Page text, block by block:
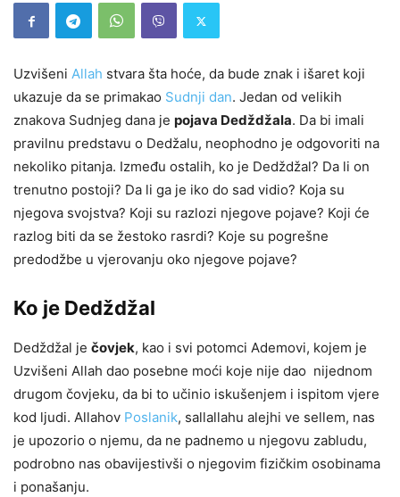
Uzvišeni Allah stvara šta hoće, da bude znak i išaret koji
ukazuje da se primakao Sudnji dan. Jedan od velikih
znakova Sudnjeg dana je pojava Dedždžala. Da bi imali
pravilnu predstavu o Dedžalu, neophodno je odgovoriti na
nekoliko pitanja. Između ostalih, ko je Dedždžal? Da li on
trenutno postoji? Da li ga je iko do sad vidio? Koja su
njegova svojstva? Koji su razlozi njegove pojave? Koji će
razlog biti da se žestoko rasrdi? Koje su pogrešne
predodžbe u vjerovanju oko njegove pojave?
Ko je Dedždžal
Dedždžal je čovjek, kao i svi potomci Ademovi, kojem je
Uzvišeni Allah dao posebne moći koje nije dao nijednom
drugom čovjeku, da bi to učinio iskušenjem i ispitom vjere
kod ljudi. Allahov Poslanik, sallallahu alejhi ve sellem, nas
je upozorio o njemu, da ne padnemo u njegovu zabludu,
podrobno nas obavijestivši o njegovim fizičkim osobinama
i ponašanju.